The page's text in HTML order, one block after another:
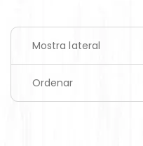
Mostra lateral
Ordenar